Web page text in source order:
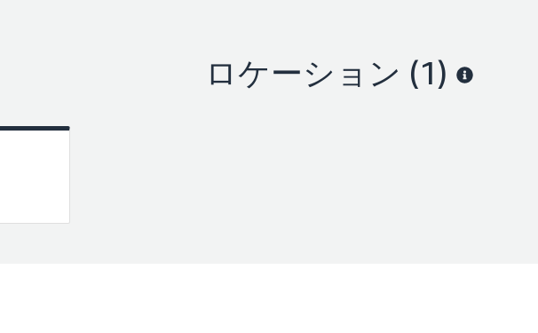
ロケーション (1)